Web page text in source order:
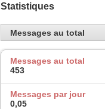
Statistiques
Messages au total
Messages au total
453
Messages par jour
0,05